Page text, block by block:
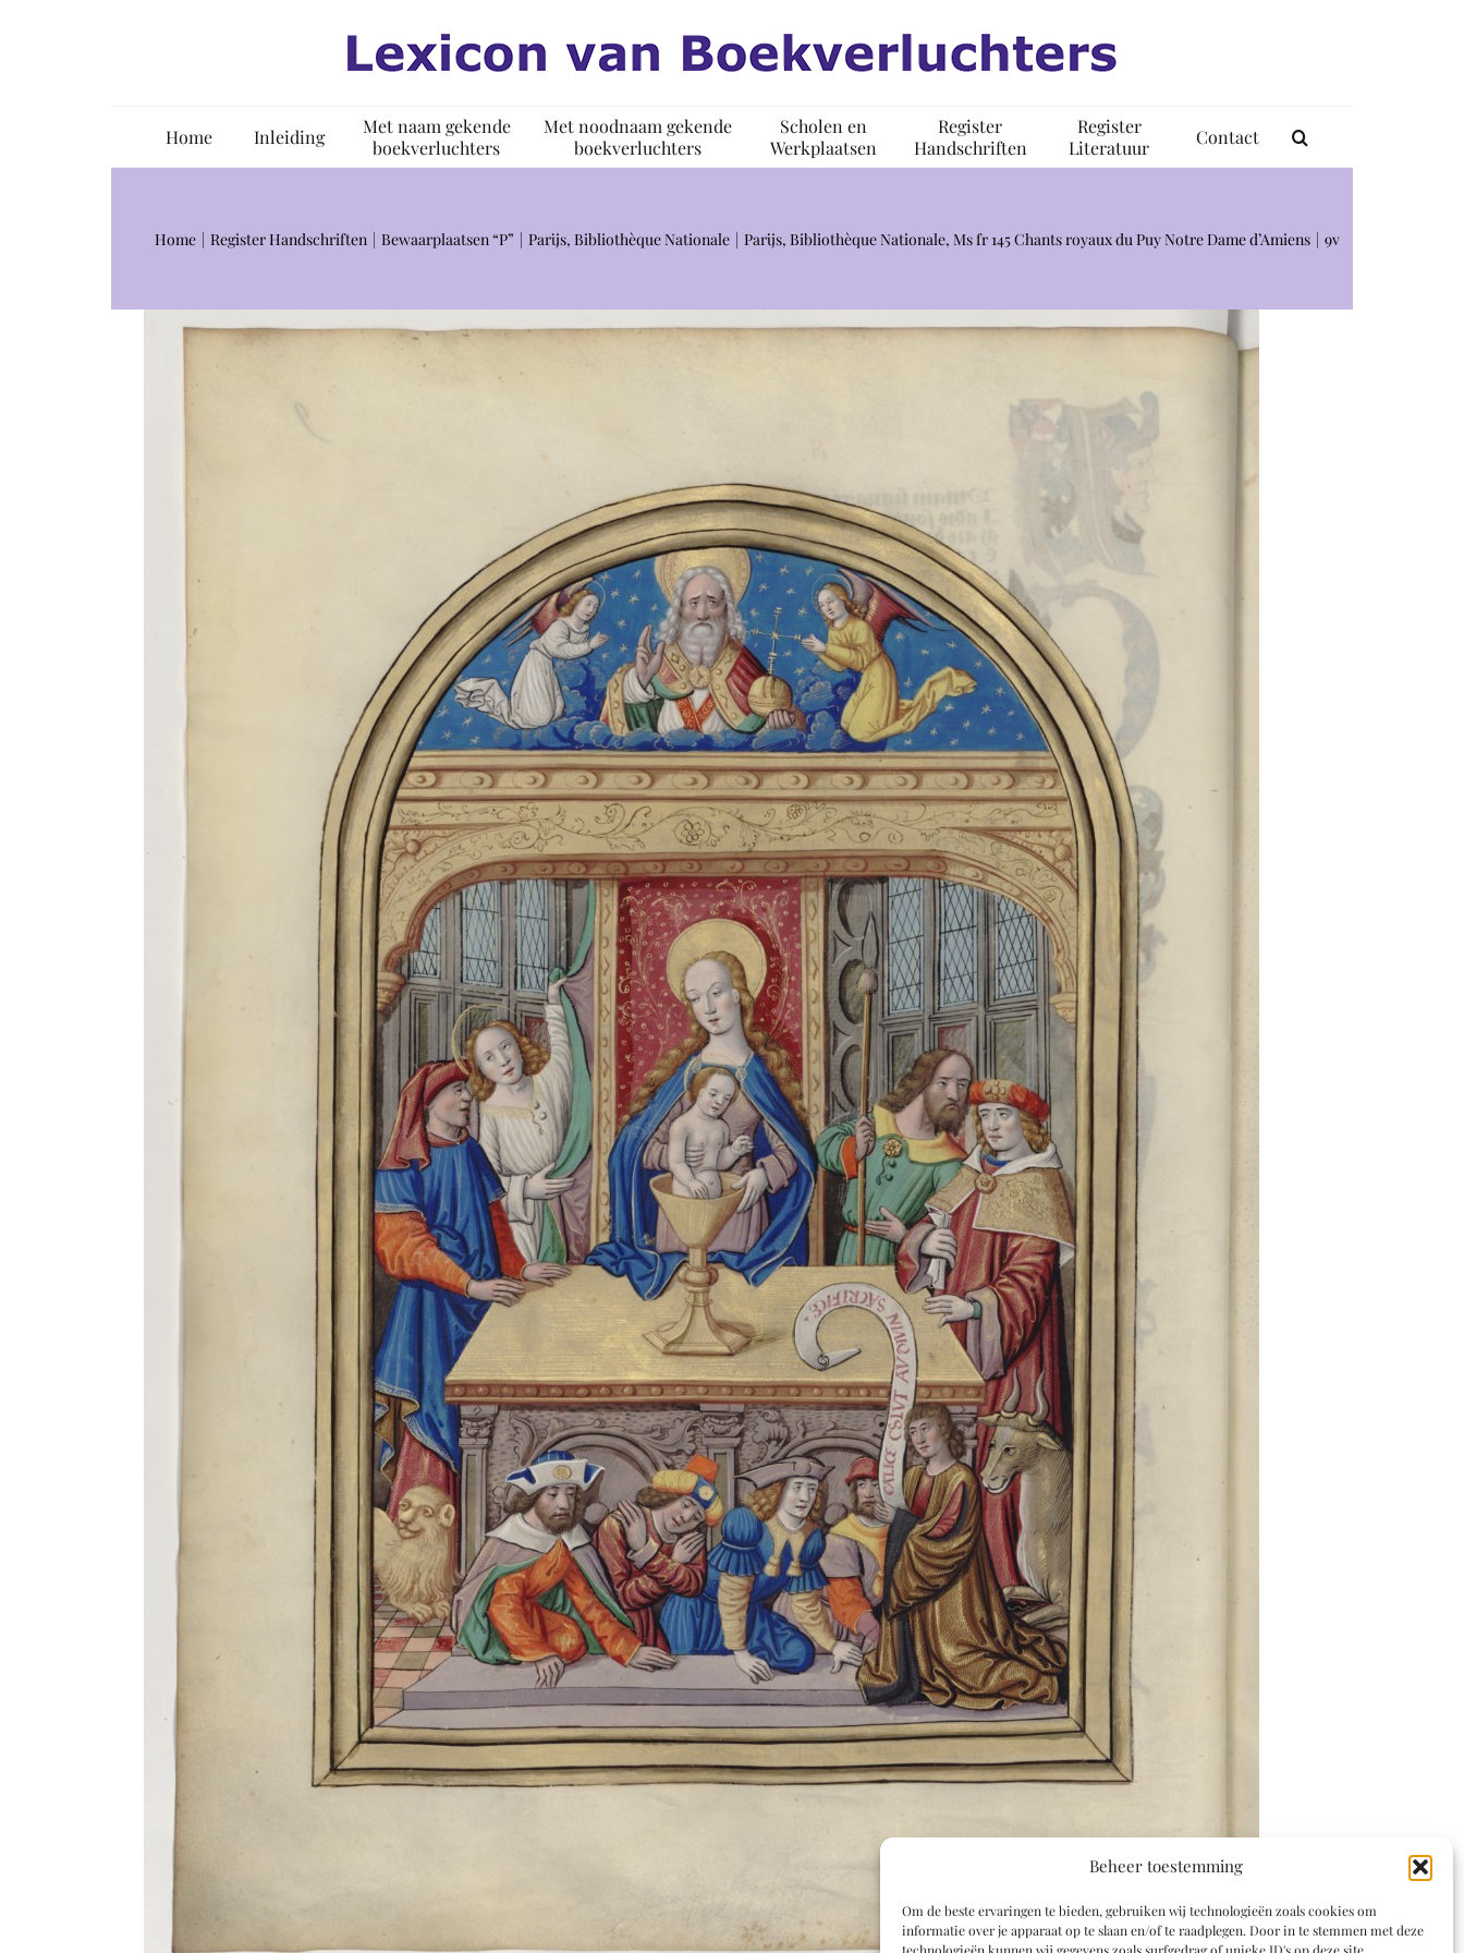
Beheer toestemming
Om de beste ervaringen te bieden, gebruiken wij technologieën zoals cookies om
informatie over je apparaat op te slaan en/of te raadplegen. Door in te stemmen met deze
Home Inleiding
Met naam gekende
boekverluchters
Met noodnaam gekende
boekverluchters
Scholen en
Werkplaatsen
Register
Handschriften
Register
Literatuur
Contact
Home Register Handschriften Bewaarplaatsen “P” Parijs, Bibliothèque Nationale Parijs, Bibliothèque Nationale, Ms fr 145 Chants royaux du Puy Notre Dame d’Amiens 9v